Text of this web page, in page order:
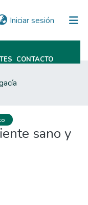
Iniciar sesión (current)
CONTACTO
sano y